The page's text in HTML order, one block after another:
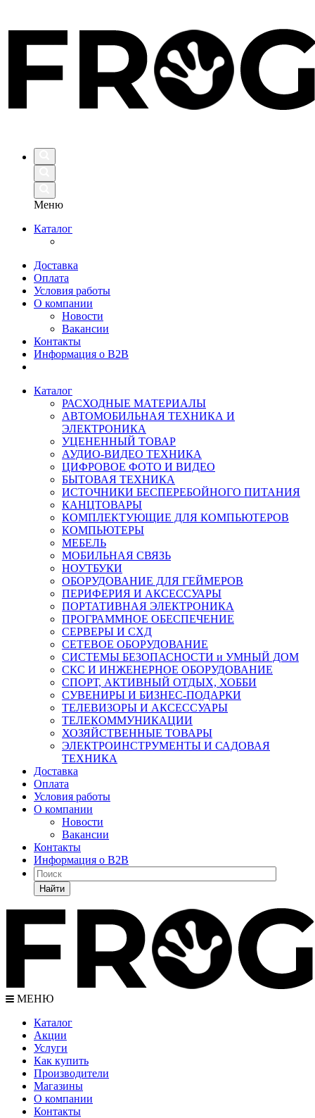
Меню
Каталог
Доставка
Оплата
Условия работы
О компании
Новости
Вакансии
Контакты
Информация о B2B
Каталог
РАСХОДНЫЕ МАТЕРИАЛЫ
АВТОМОБИЛЬНАЯ ТЕХНИКА И
ЭЛЕКТРОНИКА
УЦЕНЕННЫЙ ТОВАР
АУДИО-ВИДЕО ТЕХНИКА
ЦИФРОВОЕ ФОТО И ВИДЕО
БЫТОВАЯ ТЕХНИКА
ИСТОЧНИКИ БЕСПЕРЕБОЙНОГО ПИТАНИЯ
КАНЦТОВАРЫ
КОМПЛЕКТУЮЩИЕ ДЛЯ КОМПЬЮТЕРОВ
КОМПЬЮТЕРЫ
МЕБЕЛЬ
МОБИЛЬНАЯ СВЯЗЬ
НОУТБУКИ
ОБОРУДОВАНИЕ ДЛЯ ГЕЙМЕРОВ
ПЕРИФЕРИЯ И АКСЕССУАРЫ
ПОРТАТИВНАЯ ЭЛЕКТРОНИКА
ПРОГРАММНОЕ ОБЕСПЕЧЕНИЕ
СЕРВЕРЫ И СХД
СЕТЕВОЕ ОБОРУДОВАНИЕ
СИСТЕМЫ БЕЗОПАСНОСТИ и УМНЫЙ ДОМ
СКС И ИНЖЕНЕРНОЕ ОБОРУДОВАНИЕ
СПОРТ, АКТИВНЫЙ ОТДЫХ, ХОББИ
СУВЕНИРЫ И БИЗНЕС-ПОДАРКИ
ТЕЛЕВИЗОРЫ И АКСЕССУАРЫ
ТЕЛЕКОММУНИКАЦИИ
ХОЗЯЙСТВЕННЫЕ ТОВАРЫ
ЭЛЕКТРОИНСТРУМЕНТЫ И САДОВАЯ
ТЕХНИКА
Доставка
Оплата
Условия работы
О компании
Новости
Вакансии
Контакты
Информация о B2B
Найти
МЕНЮ
Каталог
Акции
Услуги
Как купить
Производители
Магазины
О компании
Контакты